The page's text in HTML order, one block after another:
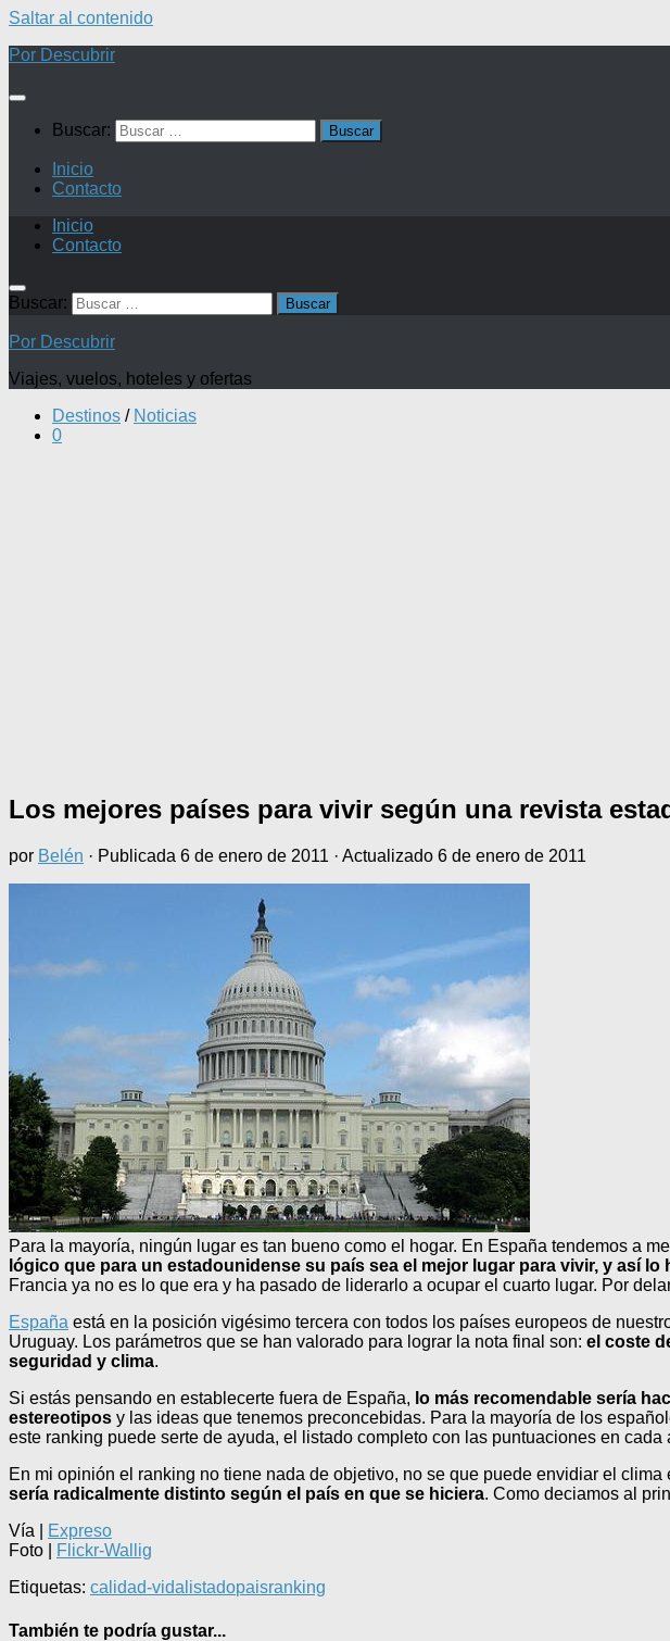
Saltar al contenido
Por Descubrir
Buscar:
Inicio
Contacto
Inicio
Contacto
Buscar:
Por Descubrir
Viajes, vuelos, hoteles y ofertas
Destinos / Noticias
0
Los mejores países para vivir según una revista
por Belén · Publicada 6 de enero de 2011 · Actualizado 6 de enero de 2011
Para la mayoría, ningún lugar es tan bueno como el hogar. En España tendemos a
lógico que para un estadounidense su país sea el mejor lugar para vivir, y así
Francia ya no es lo que era y ha pasado de liderarlo a ocupar el cuarto lugar. Por
España está en la posición vigésimo tercera con todos los países europeos de
Uruguay. Los parámetros que se han valorado para lograr la nota final son: el coste
seguridad y clima.
Si estás pensando en establecerte fuera de España, lo más recomendable sería
estereotipos y las ideas que tenemos preconcebidas. Para la mayoría de los
este ranking puede serte de ayuda, el listado completo con las puntuaciones en
En mi opinión el ranking no tiene nada de objetivo, no se que puede envidiar el
sería radicalmente distinto según el país en que se hiciera. Como deciamos al
Vía |
Expreso
Foto |
Flickr-Wallig
Etiquetas: calidad-vida listadopaisranking
También te podría gustar...